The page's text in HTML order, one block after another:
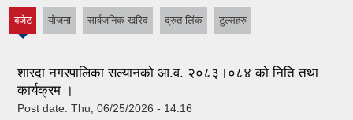
बजेट योजना सार्वजनिक खरिद द्रुत लिंक टुल्सहरु
शारदा नगरपालिका सल्यानको आ.व. २०८३।०८४ को निति तथा
कार्यक्रम ।
Post date: Thu, 06/25/2026 - 14:16